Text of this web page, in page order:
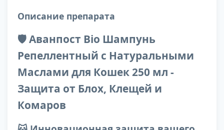
Описание препарата
🛡️ Аванпост Bio Шампунь
Репеллентный с Натуральными
Маслами для Кошек 250 мл -
Защита от Блох, Клещей и
Комаров